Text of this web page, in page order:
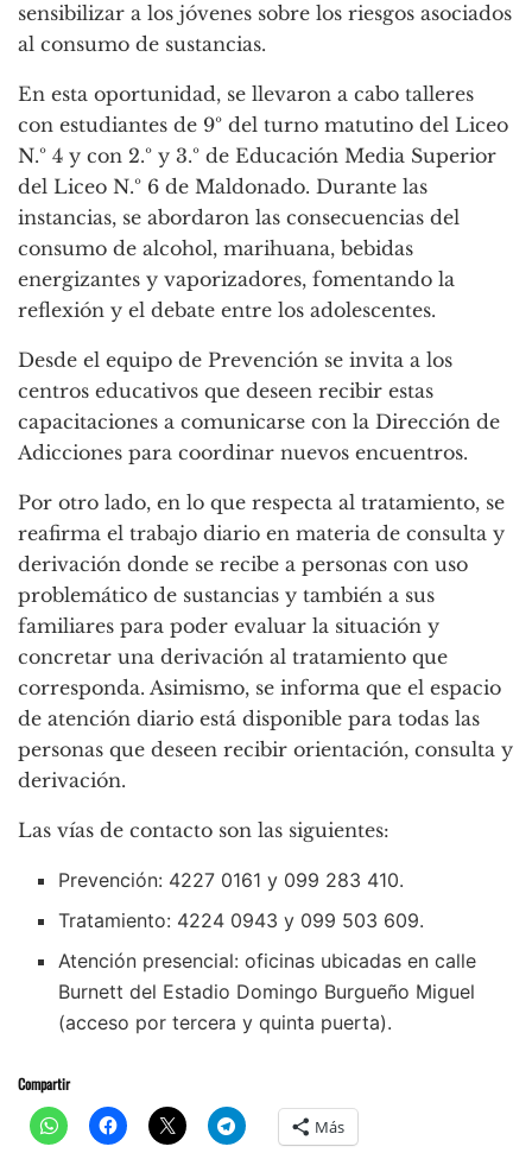
sensibilizar a los jóvenes sobre los riesgos asociados
al consumo de sustancias.
En esta oportunidad, se llevaron a cabo talleres
con estudiantes de 9º del turno matutino del Liceo
N.º 4 y con 2.º y 3.º de Educación Media Superior
del Liceo N.º 6 de Maldonado. Durante las
instancias, se abordaron las consecuencias del
consumo de alcohol, marihuana, bebidas
energizantes y vaporizadores, fomentando la
reflexión y el debate entre los adolescentes.
Desde el equipo de Prevención se invita a los
centros educativos que deseen recibir estas
capacitaciones a comunicarse con la Dirección de
Adicciones para coordinar nuevos encuentros.
Por otro lado, en lo que respecta al tratamiento, se
reafirma el trabajo diario en materia de consulta y
derivación donde se recibe a personas con uso
problemático de sustancias y también a sus
familiares para poder evaluar la situación y
concretar una derivación al tratamiento que
corresponda. Asimismo, se informa que el espacio
de atención diario está disponible para todas las
personas que deseen recibir orientación, consulta y
derivación.
Las vías de contacto son las siguientes:
Prevención: 4227 0161 y 099 283 410.
Tratamiento: 4224 0943 y 099 503 609.
Atención presencial: oficinas ubicadas en calle
Burnett del Estadio Domingo Burgueño Miguel
(acceso por tercera y quinta puerta).
Compartir
Más